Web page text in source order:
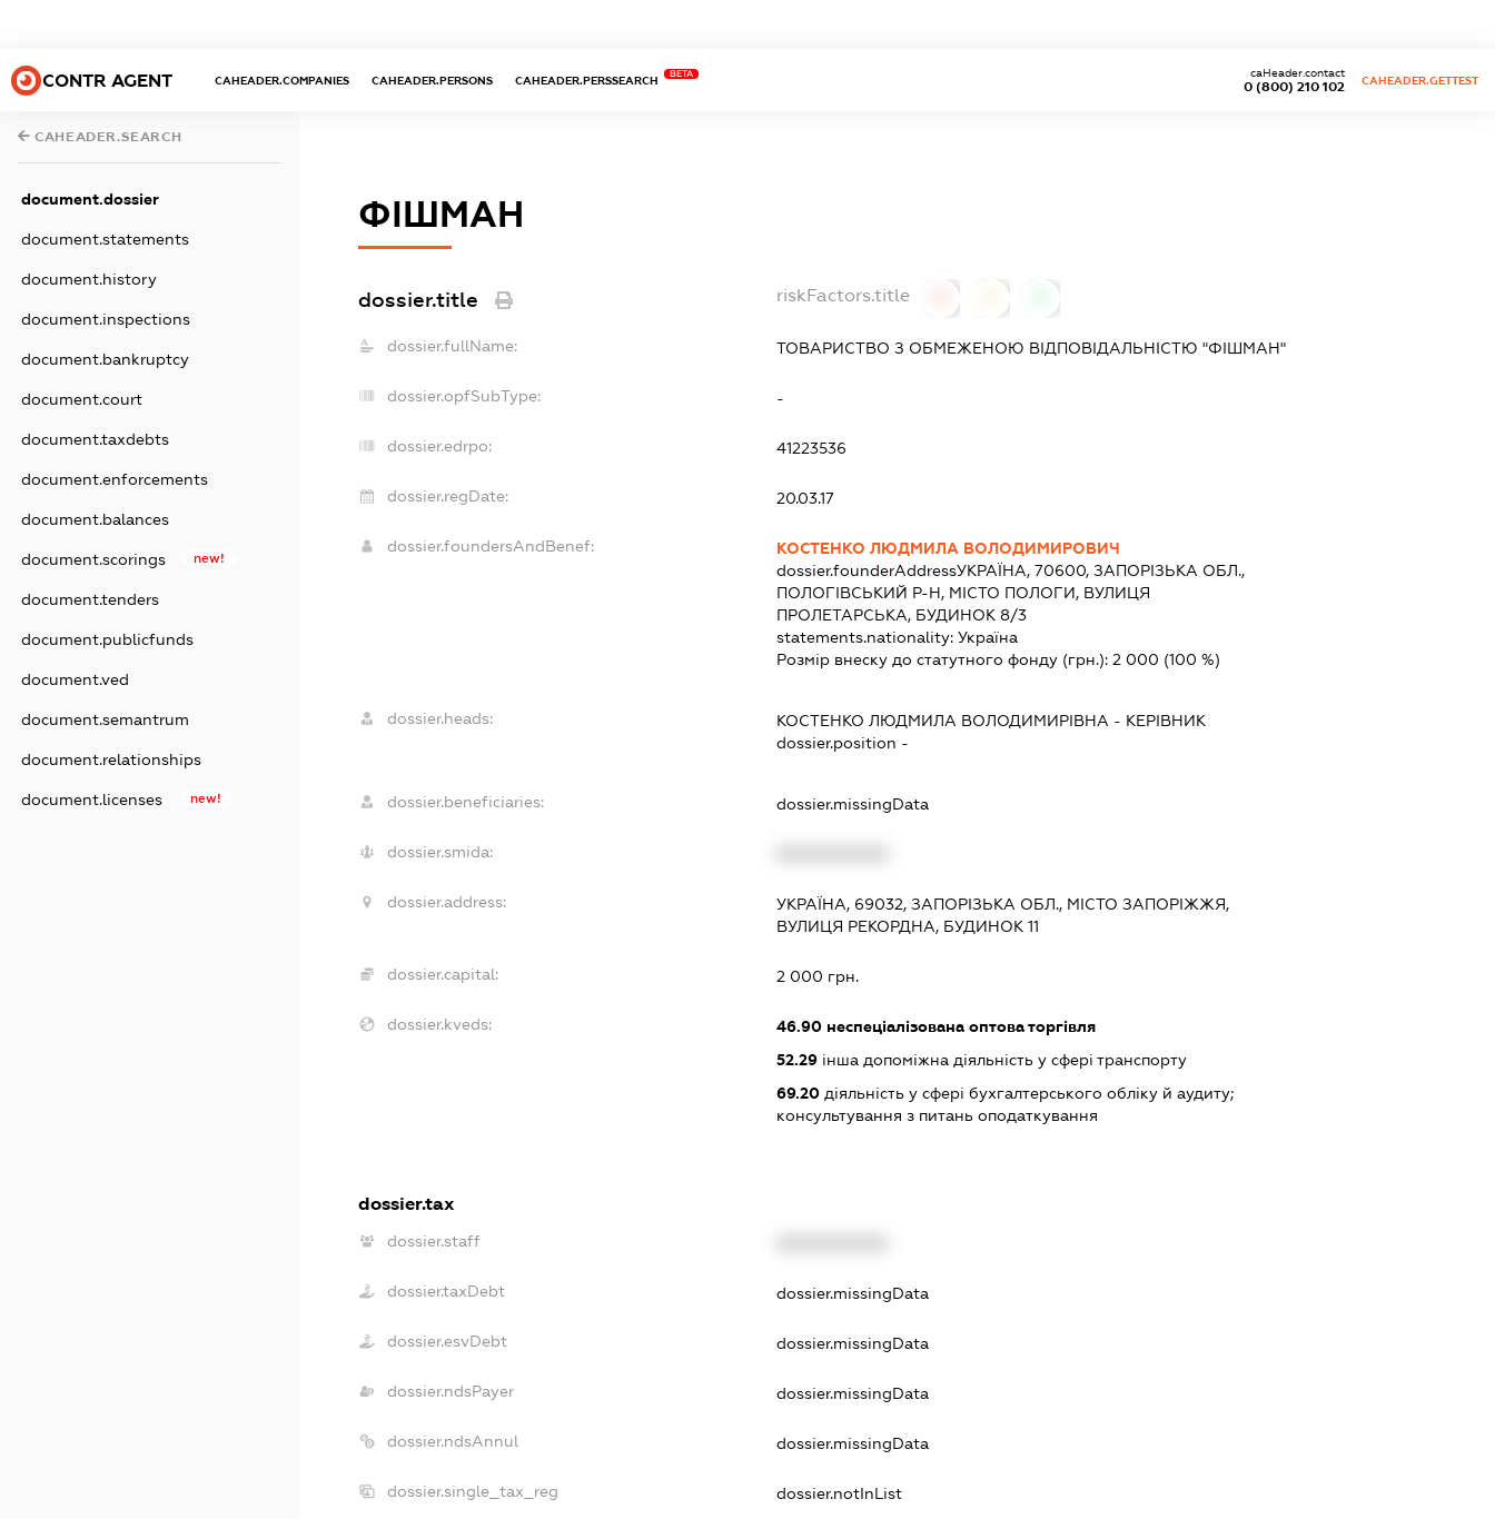
CONTR AGENT CAHEADER.COMPANIES CAHEADER.PERSONS CAHEADER.PERSSEARCH
BETA
0 (800) 210 102
caHeader.contact
CAHEADER.GETTEST
CAHEADER.SEARCH
document.dossier
document.statements
document.history
document.inspections
document.bankruptcy
document.court
document.taxdebts
document.enforcements
document.balances
document.scorings new!
document.tenders
document.publicfunds
document.ved
document.semantrum
document.relationships
document.licenses new!
ФІШМАН
dossier.title riskFactors.title
dossier.fullName: ТОВАРИСТВО З ОБМЕЖЕНОЮ ВІДПОВІДАЛЬНІСТЮ "ФІШМАН"
dossier.opfSubType: -
dossier.edrpo: 41223536
dossier.regDate: 20.03.17
dossier.foundersAndBenef:
КОСТЕНКО ЛЮДМИЛА ВОЛОДИМИРОВИЧ
dossier.founderAddressУКРАЇНА, 70600, ЗАПОРІЗЬКА ОБЛ.,
ПОЛОГІВСЬКИЙ Р-Н, МІСТО ПОЛОГИ, ВУЛИЦЯ
ПРОЛЕТАРСЬКА, БУДИНОК 8/3
statements.nationality: Україна
Розмір внеску до статутного фонду (грн.): 2 000 (100 %)
dossier.heads: КОСТЕНКО ЛЮДМИЛА ВОЛОДИМИРІВНА - КЕРІВНИК
dossier.position -
dossier.beneficiaries: dossier.missingData
dossier.smida:
dossier.address:
УКРАЇНА, 69032, ЗАПОРІЗЬКА ОБЛ., МІСТО ЗАПОРІЖЖЯ,
ВУЛИЦЯ РЕКОРДНА, БУДИНОК 11
dossier.capital: 2 000 грн.
dossier.kveds: 46.90неспеціалізована оптова торгівля
52.29інша допоміжна діяльність у сфері транспорту
69.20діяльність у сфері бухгалтерського обліку й аудиту;
консультування з питань оподаткування
dossier.tax
dossier.staff
dossier.taxDebt dossier.missingData
dossier.esvDebt dossier.missingData
dossier.ndsPayer dossier.missingData
dossier.ndsAnnul dossier.missingData
dossier.single_tax_reg dossier.notInList